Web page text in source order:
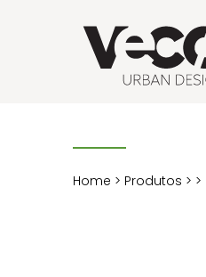
Home > Produtos > >